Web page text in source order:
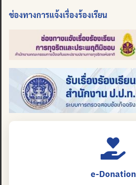
ช่องทางการแจ้งเรื่องร้องเรียน
e-Donation